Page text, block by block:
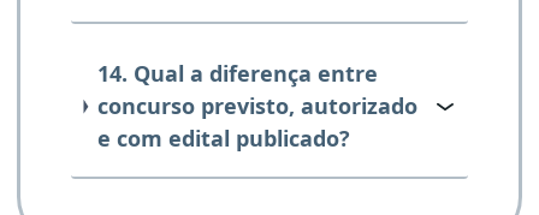
14. Qual a diferença entre
concurso previsto, autorizado
e com edital publicado?